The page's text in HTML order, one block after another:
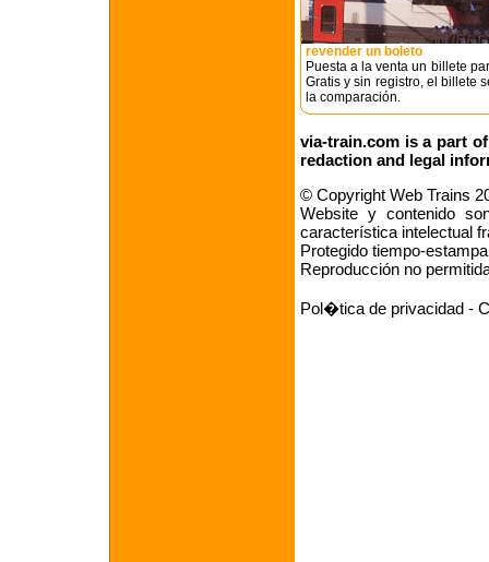
revender un boleto
Puesta a la venta un billete
Gratis y sin registro, el billete
la comparación.
via-train.com is a part
redaction and legal
© Copyright Web Trains
Website y contenido
característica intelectual
Protegido tiempo-
Reproducción no
Pol�tica de privacidad -